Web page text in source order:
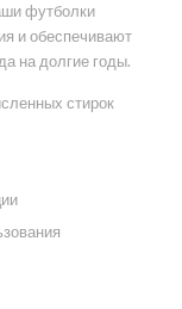
футболки
и обеспечивают
на долгие годы.
стирок